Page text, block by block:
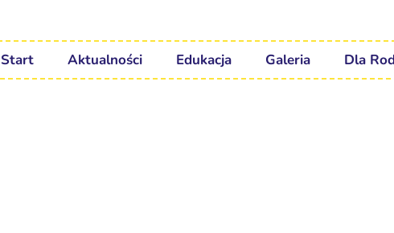
Start Aktualności Edukacja Galeria Dla